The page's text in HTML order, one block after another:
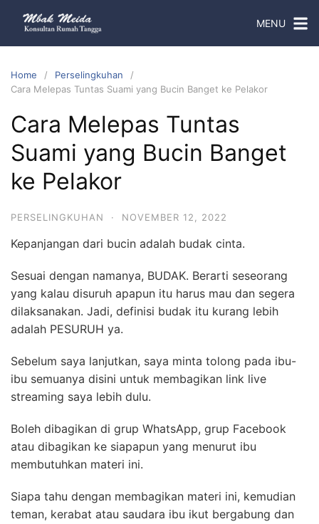
MENU
Home
Perselingkuhan
Cara Melepas Tuntas Suami yang Bucin Banget ke Pelakor
Cara Melepas Tuntas
Suami yang Bucin Banget
ke Pelakor
PERSELINGKUHAN · NOVEMBER 12, 2022
Kepanjangan dari bucin adalah budak cinta.
Sesuai dengan namanya, BUDAK. Berarti seseorang
yang kalau disuruh apapun itu harus mau dan segera
dilaksanakan. Jadi, definisi budak itu kurang lebih
adalah PESURUH ya.
Sebelum saya lanjutkan, saya minta tolong pada ibu-
ibu semuanya disini untuk membagikan link live
streaming saya lebih dulu.
Boleh dibagikan di grup WhatsApp, grup Facebook
atau dibagikan ke siapapun yang menurut ibu
membutuhkan materi ini.
Siapa tahu dengan membagikan materi ini, kemudian
teman, kerabat atau saudara ibu ikut bergabung dan